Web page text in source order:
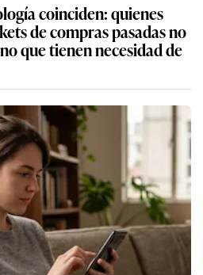
coinciden: quienes
de compras pasadas no
que tienen necesidad de